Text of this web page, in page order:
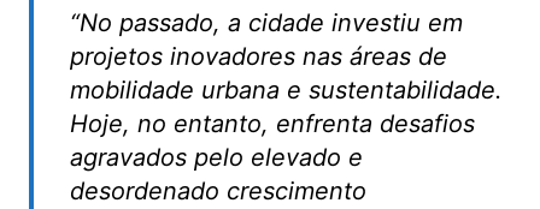
“No passado, a cidade investiu em
projetos inovadores nas áreas de
mobilidade urbana e sustentabilidade.
Hoje, no entanto, enfrenta desafios
agravados pelo elevado e
desordenado crescimento